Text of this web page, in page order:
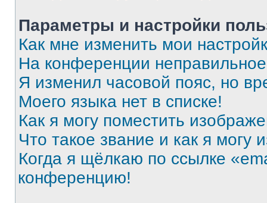
Параметры и настройки
Как мне изменить мои
На конференции
Я изменил часовой пояс, но
Моего языка нет в списке!
Как я могу поместить
Что такое звание и как я могу
Когда я щёлкаю по ссылке
конференцию!